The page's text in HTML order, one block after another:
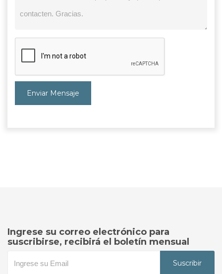
Enviar Mensaje
Ingrese su correo electrónico para
suscribirse, recibirá el boletín mensual
Suscribir